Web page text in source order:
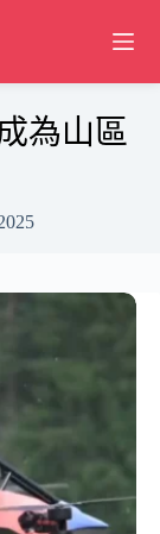
為山區